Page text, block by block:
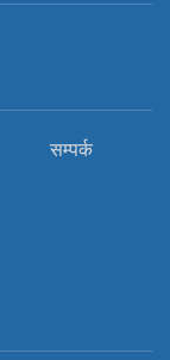
सम्पर्क